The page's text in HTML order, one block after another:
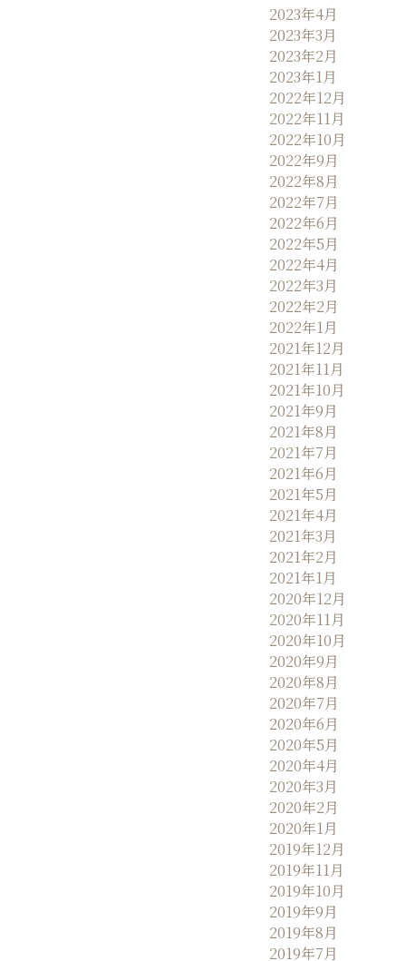
2023年4月
2023年3月
2023年2月
2023年1月
2022年12月
2022年11月
2022年10月
2022年9月
2022年8月
2022年7月
2022年6月
2022年5月
2022年4月
2022年3月
2022年2月
2022年1月
2021年12月
2021年11月
2021年10月
2021年9月
2021年8月
2021年7月
2021年6月
2021年5月
2021年4月
2021年3月
2021年2月
2021年1月
2020年12月
2020年11月
2020年10月
2020年9月
2020年8月
2020年7月
2020年6月
2020年5月
2020年4月
2020年3月
2020年2月
2020年1月
2019年12月
2019年11月
2019年10月
2019年9月
2019年8月
2019年7月